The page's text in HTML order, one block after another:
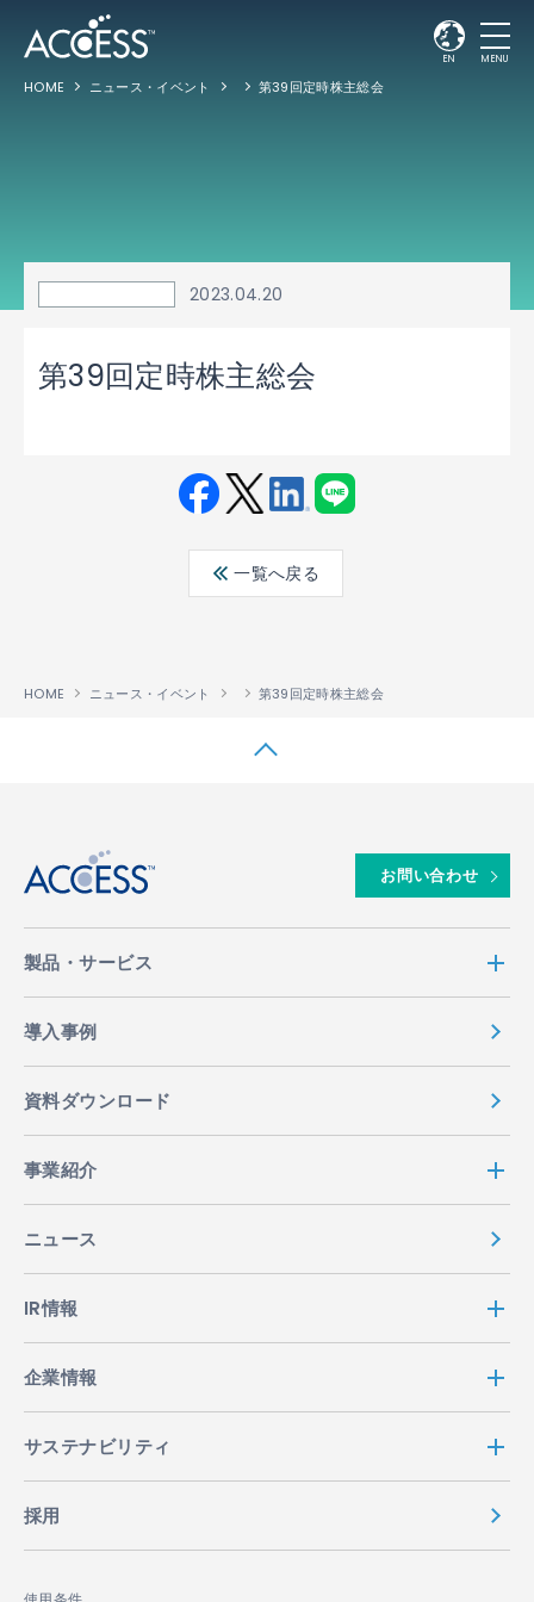
EN MENU
HOME ニュース・イベント 第39回定時株主総会
2023.04.20
第39回定時株主総会
ebo ter
edin
一覧へ戻る
HOME ニュース・イベント 第39回定時株主総会
お問い合わせ
製品・サービス
導入事例
資料ダウンロード
事業紹介
ニュース
IR情報
企業情報
サステナビリティ
採用